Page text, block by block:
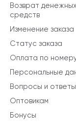
Возврат денежных
средств
Изменение заказа
Статус заказа
Оплата по
Персональные
Вопросы и ответы
Оптовикам
Бонусы